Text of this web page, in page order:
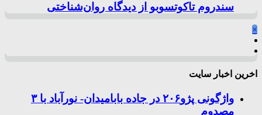
سندروم تاکوتسوبو از دیدگاه روان‌شناختی
×
اخرین اخبار سایت
واژگونی پژو۲۰۶ در جاده بابامیدان- نورآباد با ۳
مصدوم